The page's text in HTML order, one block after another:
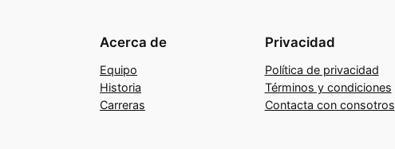
Acerca de
Equipo
Historia
Carreras
Privacidad
Política de privacidad
Términos y condiciones
Contacta con consotros